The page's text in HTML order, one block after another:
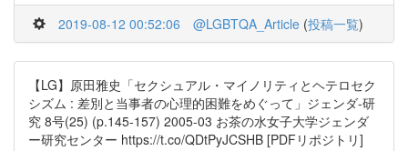
2019-08-12 00:52:06 @LGBTQA_Article (投稿一覧)
【LG】原田雅史「セクシュアル・マイノリティとヘテロセク
シズム : 差別と当事者の心理的困難をめぐって」ジェンダ-研
究 8号(25) (p.145-157) 2005-03 お茶の水女子大学ジェンダ
ー研究センター https://t.co/QDtPyJCSHB [PDFリポジトリ]